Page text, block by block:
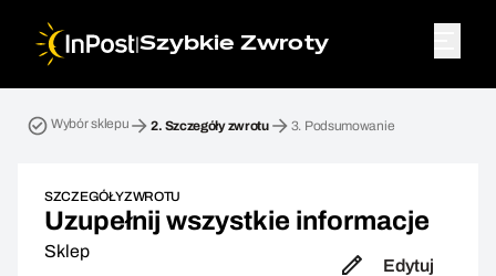
|Szybkie Zwroty
Wybór sklepu 2. Szczegóły zwrotu 3. Podsumowanie
SZCZEGÓŁY ZWROTU
Uzupełnij wszystkie informacje
Sklep
Edytuj